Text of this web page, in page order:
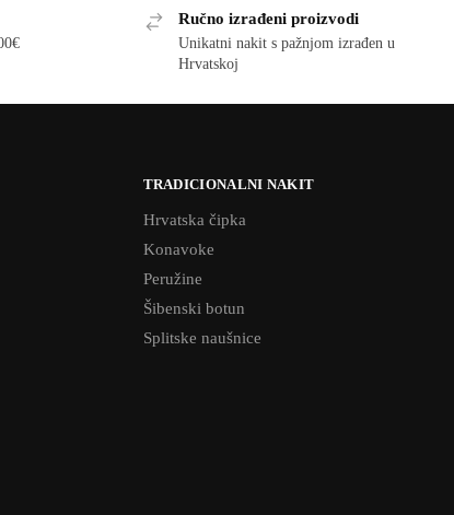
Ručno izrađeni proizvodi
Unikatni nakit s pažnjom izrađen u
Hrvatskoj
TRADICIONALNI NAKIT
Hrvatska čipka
Konavoke
Peružine
Šibenski botun
Splitske naušnice